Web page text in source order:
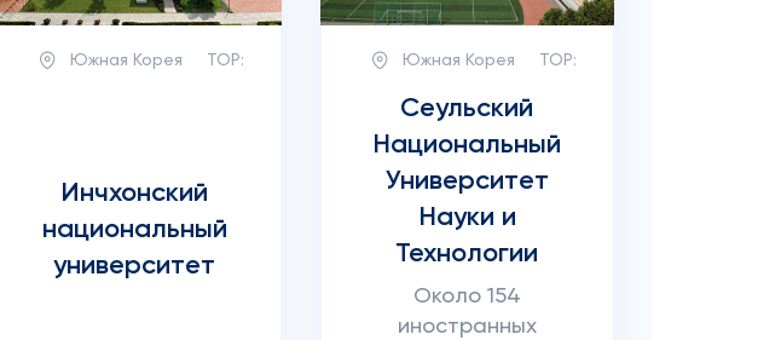
Южная Корея TOP:
Инчхонский
национальный
университет
Южная Корея TOP:
Сеульский
Национальный
Университет
Науки и
Технологии
Около 154
иностранных